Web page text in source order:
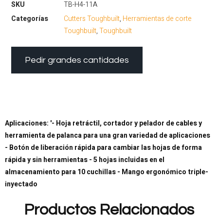
SKU
TB-H4-11A
Categorías
Cutters Toughbuilt, Herramientas de corte
Toughbuilt,Toughbuilt
Pedir grandes cantidades
Aplicaciones: '- Hoja retráctil, cortador y pelador de cables y
herramienta de palanca para una gran variedad de aplicaciones
- Botón de liberación rápida para cambiar las hojas de forma
rápida y sin herramientas - 5 hojas incluidas en el
almacenamiento para 10 cuchillas - Mango ergonómico triple-
inyectado
Productos Relacionados